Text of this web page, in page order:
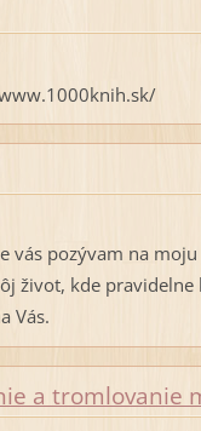
vás pozývam na
život, kde
Vás.
a tromlovanie